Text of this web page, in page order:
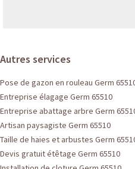
Autres services
Pose de gazon en rouleau Germ
Entreprise élagage Germ 65510
Entreprise abattage arbre Germ
Artisan paysagiste Germ 65510
Taille de haies et arbustes Germ
Devis gratuit étêtage Germ 65510